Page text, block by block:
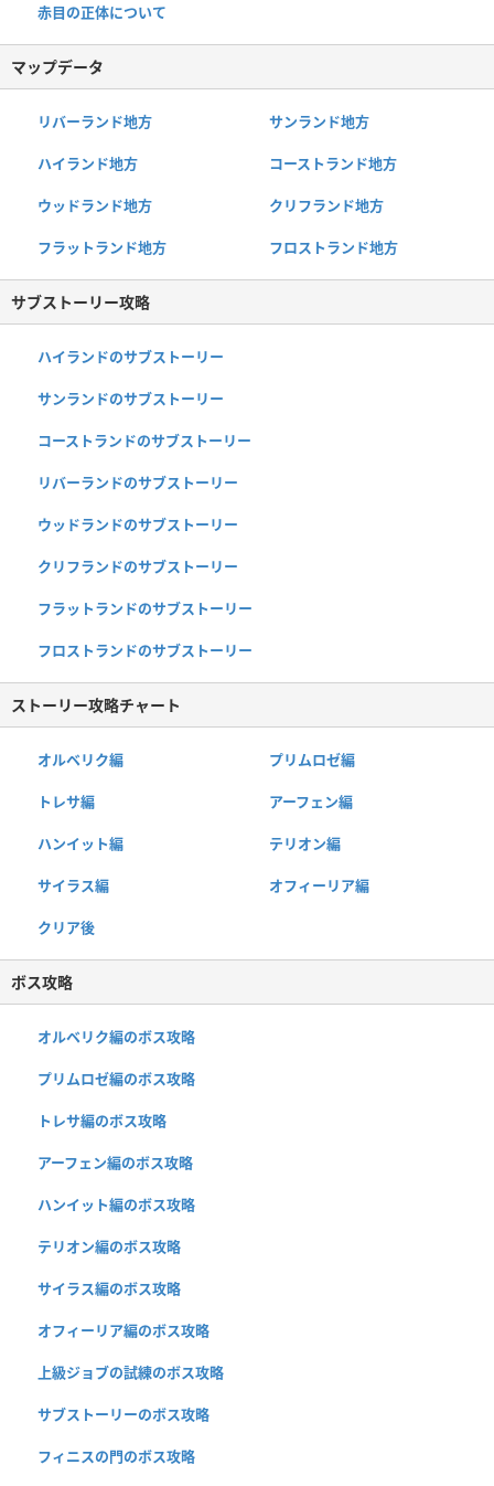
赤目の正体について
マップデータ
リバーランド地方 サンランド地方
ハイランド地方 コーストランド地方
ウッドランド地方 クリフランド地方
フラットランド地方 フロストランド地方
サブストーリー攻略
ハイランドのサブストーリー
サンランドのサブストーリー
コーストランドのサブストーリー
リバーランドのサブストーリー
ウッドランドのサブストーリー
クリフランドのサブストーリー
フラットランドのサブストーリー
フロストランドのサブストーリー
ストーリー攻略チャート
オルベリク編 プリムロゼ編
トレサ編 アーフェン編
ハンイット編 テリオン編
サイラス編 オフィーリア編
クリア後
ボス攻略
オルベリク編のボス攻略
プリムロゼ編のボス攻略
トレサ編のボス攻略
アーフェン編のボス攻略
ハンイット編のボス攻略
テリオン編のボス攻略
サイラス編のボス攻略
オフィーリア編のボス攻略
上級ジョブの試練のボス攻略
サブストーリーのボス攻略
フィニスの門のボス攻略